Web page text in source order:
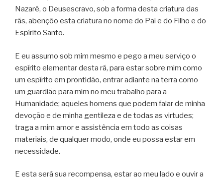
Nazaré, o Deusescravo, sob a forma desta criatura das
rãs, abençôo esta criatura no nome do Pai e do Filho e do
Espírito Santo.
E eu assumo sob mim mesmo e pego a meu serviço o
espírito elementar desta rã, para estar sobre mim como
um espírito em prontidão, entrar adiante na terra como
um guardião para mim no meu trabalho para a
Humanidade; aqueles homens que podem falar de minha
devoção e de minha gentileza e de todas as virtudes;
traga a mim amor e assistência em todo as coisas
materiais, de qualquer modo, onde eu possa estar em
necessidade.
E esta será sua recompensa, estar ao meu lado e ouvir a